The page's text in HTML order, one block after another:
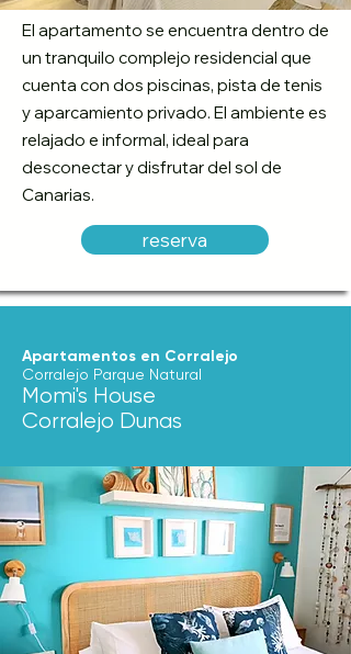
El apartamento se encuentra dentro de
un tranquilo complejo residencial que
cuenta con dos piscinas, pista de tenis
y aparcamiento privado. El ambiente es
relajado e informal, ideal para
desconectar y disfrutar del sol de
Canarias.
reserva
Apartamentos en Corralejo
Corralejo Parque Natural
Momi's House
Corralejo Dunas